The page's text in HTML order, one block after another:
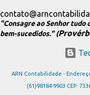
"Consagre ao Senhor tudo
bem-sucedidos." (
ARN Contabilidade -
(61)98184-9903 CEP: